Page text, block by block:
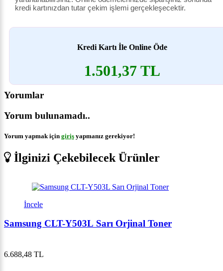
kredi kartınızdan tutar çekim işlemi gerçekleşecektir.
Kredi Kartı İle Online Öde
1.501,37 TL
Yorumlar
Yorum bulunamadı..
Yorum yapmak için giriş yapmanız gerekiyor!
İlginizi Çekebilecek Ürünler
İncele
Samsung CLT-Y503L Sarı Orjinal Toner
6.688,48 TL